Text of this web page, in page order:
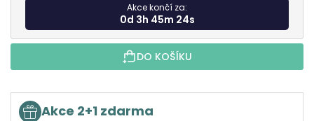
Akce končí za:
0d 3h 45m 22s
DO KOŠÍKU
Akce 2+1 zdarma